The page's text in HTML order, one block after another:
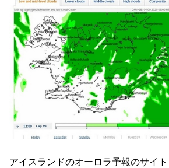
アイスランドのオーロラ予報のサイ